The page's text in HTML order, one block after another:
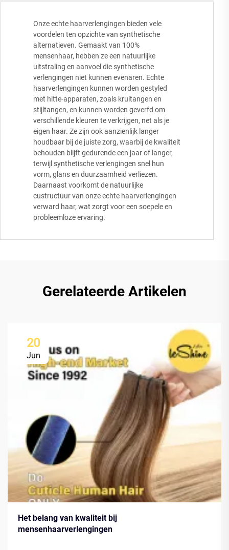
Onze echte haarverlengingen bieden vele
voordelen ten opzichte van synthetische
alternatieven. Gemaakt van 100%
mensenhaar, hebben ze een natuurlijke
uitstraling en aanvoel die synthetische
verlengingen niet kunnen evenaren. Echte
haarverlengingen kunnen worden gestyled
met hitte-apparaten, zoals krultangen en
stijltangen, en kunnen worden geverfd om
verschillende kleuren te verkrijgen, net als je
eigen haar. Ze zijn ook aanzienlijk langer
houdbaar bij de juiste zorg, waarbij de kwaliteit
behouden blijft gedurende een jaar of langer,
terwijl synthetische verlengingen snel hun
vorm, glans en duurzaamheid verliezen.
Daarnaast voorkomt de natuurlijke
custructuur van onze echte haarverlengingen
verward haar, wat zorgt voor een soepele en
probleemloze ervaring.
Gerelateerde Artikelen
20
Jun
Het belang van kwaliteit bij
mensenhaarverlengingen